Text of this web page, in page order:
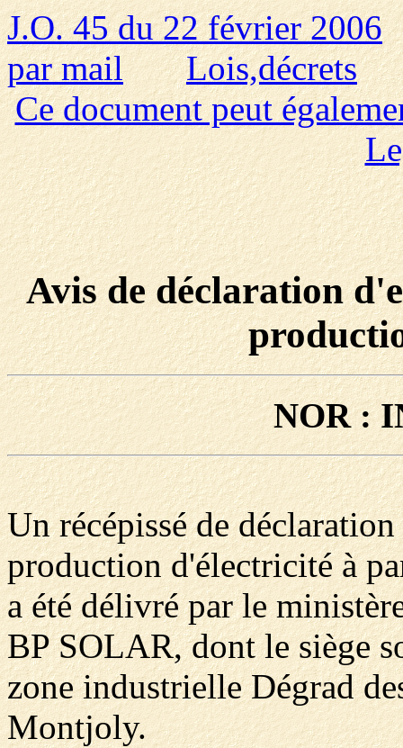
J.O. 45 du 22 février 2006
par mail
Lois,décrets
Ce document peut
Avis de déclaration
NOR :
Un récépissé de
production d'électricité à
a été délivré par le
BP SOLAR, dont le siège
zone industrielle Dégrad
Montjoly.